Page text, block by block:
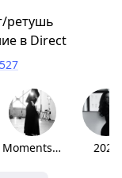
ретушь
в Direct
Moments part 3 2025